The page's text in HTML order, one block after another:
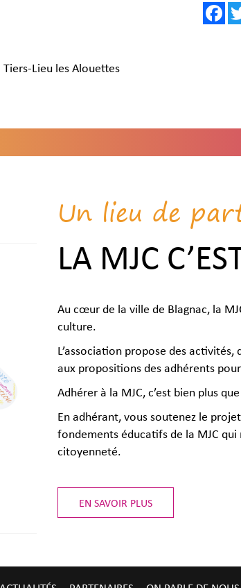
Tiers-Lieu les Alouettes
Un lieu de
LA MJC
Au cœur de la ville de Blagnac, la
culture.
L’association propose des
aux propositions des adhérents
Adhérer à la MJC, c’est bien plus
En adhérant, vous soutenez le
fondements éducatifs de la MJC
citoyenneté.
EN SAVOIR PLUS